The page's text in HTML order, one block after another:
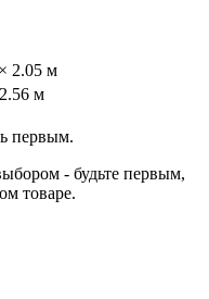
2.05 м
м
первым.
- будьте первым,
товаре.